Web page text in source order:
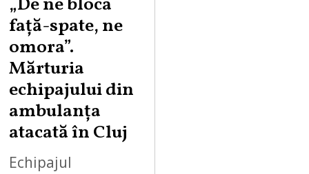
„De ne bloca
față-spate, ne
omora”.
Mărturia
echipajului din
ambulanța
atacată în Cluj
Echipajul